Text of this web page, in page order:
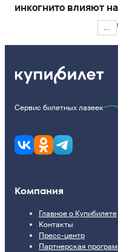
инкогнито влияют на
←
Сервис билетных лазеек
Компания
Главное о Купибилете
Контакты
Пресс-центр
Партнерская